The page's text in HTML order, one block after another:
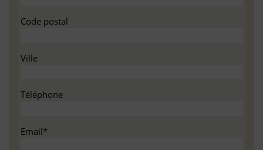
Code postal
Ville
Téléphone
Email*